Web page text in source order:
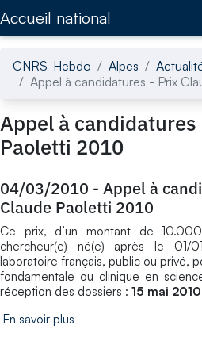
Accueil national
CNRS-Hebdo Alpes
Appel à candidatures - Prix
Appel à candidatures
Paoletti 2010
04/03/2010 - Appel à
Claude Paoletti 2010
Ce prix, d’un montant de
chercheur(e) né(e) après le 01/
laboratoire français, public ou privé,
fondamentale ou clinique en
réception des dossiers : 15 mai 2010
En savoir plus